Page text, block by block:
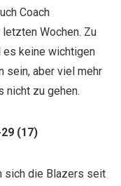
Coach
Wochen. Zu
keine wichtigen
sein, aber viel mehr
nicht zu gehen.
(17)
sich die Blazers seit